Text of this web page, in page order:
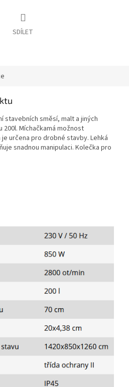
SDÍLET
stavebních směsí, malt a jiných
Míchačkamá možnost
určena pro drobné stavby. Lehká
snadnou manipulaci. Kolečka pro